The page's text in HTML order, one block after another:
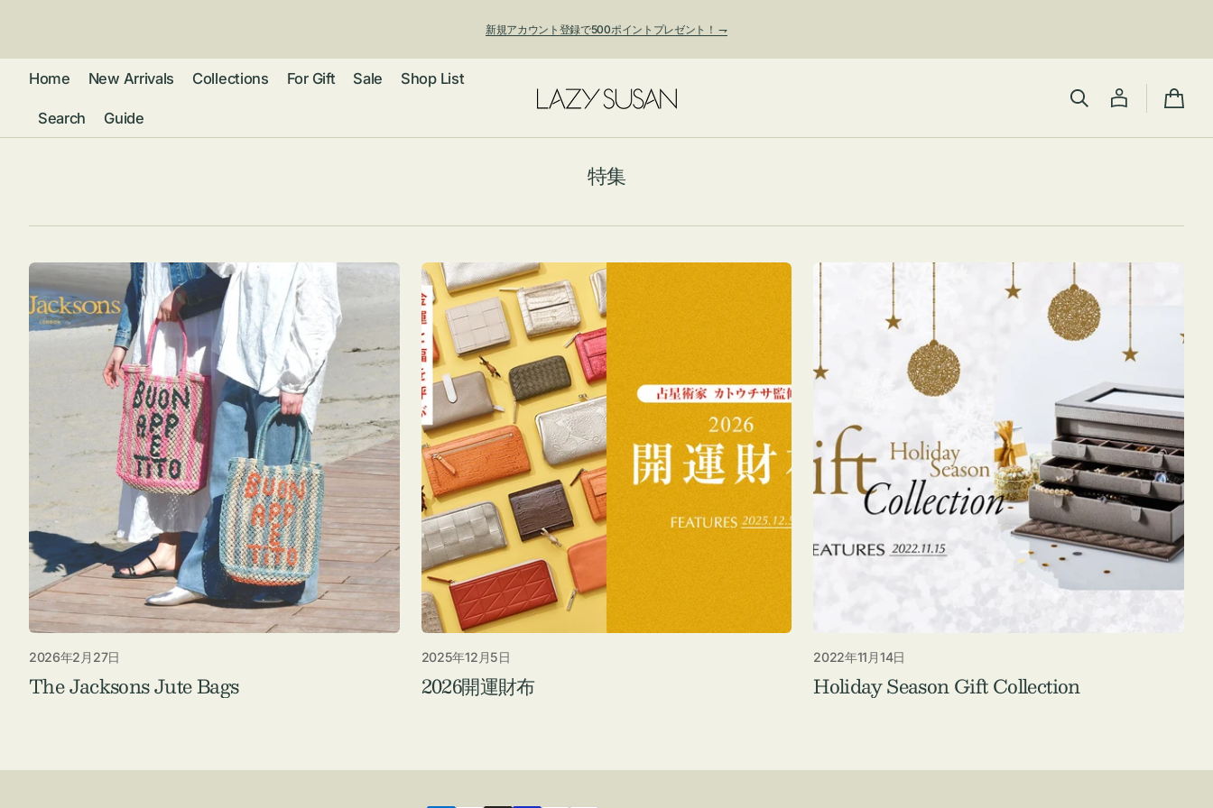
新規アカウント登録で500ポイントプレゼント！ ⇁
Home New Arrivals Collections
カフ
リング
ブレスレット・
バングル
ブローチ
ショルダーバッ
スマートフォン
ポシェット
ハンドバッグ
ボストンバッグ
リュック
エコバッグ・サ
ブバッグ
ファッション
バッグチャー
ム・キーホルダ
ウエア
扇子・ファン
ストール・ハッ
ト・グローブ
メガネ・サング
ラス・ルーペ
傘
ハンカチ・ソッ
クス
ウォレット・革
小物
ポーチ ・ メガ
ネケース・マル
チケース他
コスメ
ジュエリーボッ
クス ・ケース
インテリア
For Gift Sale Shop List
Search Guide
カ
特集
2026年2月27日
The Jacksons Jute Bags
2025年12月5日
2026開運財布
2022年11月14日
Holiday Season Gift Collection